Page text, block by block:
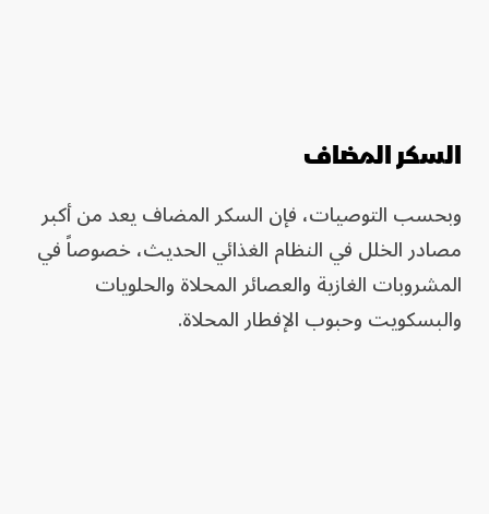
السكر المضاف
وبحسب التوصيات، فإن السكر المضاف يعد من أكبر
مصادر الخلل في النظام الغذائي الحديث، خصوصاً في
المشروبات الغازية والعصائر المحلاة والحلويات
والبسكويت وحبوب الإفطار المحلاة.